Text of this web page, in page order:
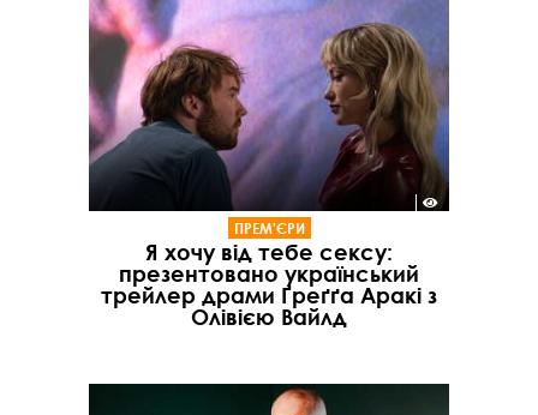
ПРЕМ'ЄРИ
Я хочу від тебе сексу:
презентовано український
трейлер драми Ґреґґа Аракі з
Олівією Вайлд